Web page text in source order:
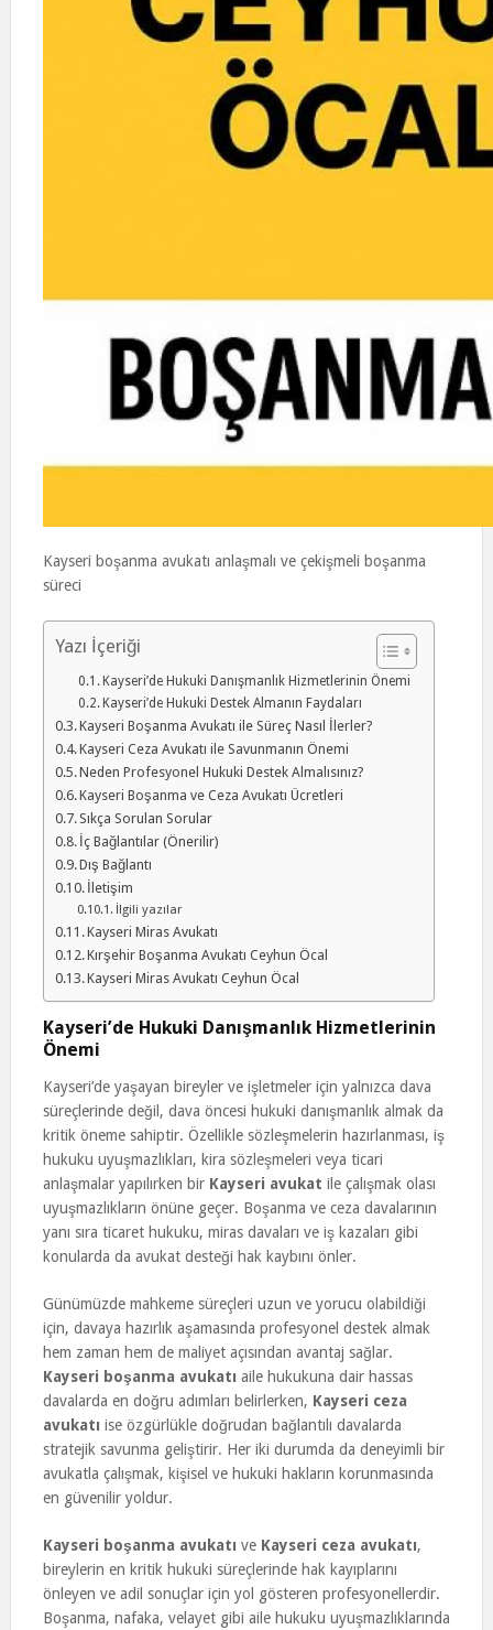
Kayseri boşanma avukatı anlaşmalı ve çekişmeli boşanma
süreci
Yazı İçeriği
Kayseri’de Hukuki Danışmanlık Hizmetlerinin Önemi
Kayseri’de Hukuki Destek Almanın Faydaları
Kayseri Boşanma Avukatı ile Süreç Nasıl İlerler?
Kayseri Ceza Avukatı ile Savunmanın Önemi
Neden Profesyonel Hukuki Destek Almalısınız?
Kayseri Boşanma ve Ceza Avukatı Ücretleri
Sıkça Sorulan Sorular
İç Bağlantılar (Önerilir)
Dış Bağlantı
İletişim
İlgili yazılar
Kayseri Miras Avukatı
Kırşehir Boşanma Avukatı Ceyhun Öcal
Kayseri Miras Avukatı Ceyhun Öcal
Kayseri’de Hukuki Danışmanlık Hizmetlerinin
Önemi
Kayseri’de yaşayan bireyler ve işletmeler için yalnızca dava
süreçlerinde değil, dava öncesi hukuki danışmanlık almak da
kritik öneme sahiptir. Özellikle sözleşmelerin hazırlanması, iş
hukuku uyuşmazlıkları, kira sözleşmeleri veya ticari
anlaşmalar yapılırken bir Kayseri avukat ile çalışmak olası
uyuşmazlıkların önüne geçer. Boşanma ve ceza davalarının
yanı sıra ticaret hukuku, miras davaları ve iş kazaları gibi
konularda da avukat desteği hak kaybını önler.
Günümüzde mahkeme süreçleri uzun ve yorucu olabildiği
için, davaya hazırlık aşamasında profesyonel destek almak
hem zaman hem de maliyet açısından avantaj sağlar.
Kayseri boşanma avukatı aile hukukuna dair hassas
davalarda en doğru adımları belirlerken, Kayseri ceza
avukatı ise özgürlükle doğrudan bağlantılı davalarda
stratejik savunma geliştirir. Her iki durumda da deneyimli bir
avukatla çalışmak, kişisel ve hukuki hakların korunmasında
en güvenilir yoldur.
Kayseri boşanma avukatı ve Kayseri ceza avukatı,
bireylerin en kritik hukuki süreçlerinde hak kayıplarını
önleyen ve adil sonuçlar için yol gösteren profesyonellerdir.
Boşanma, nafaka, velayet gibi aile hukuku uyuşmazlıklarında